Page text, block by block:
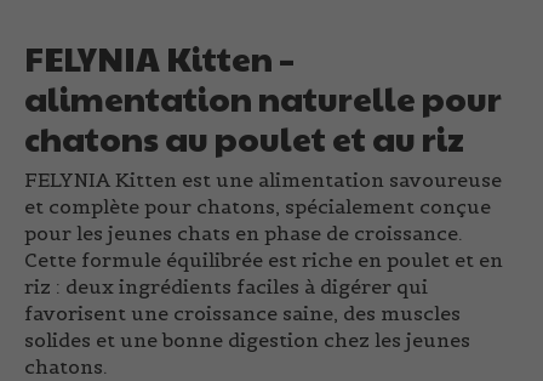
FELYNIA Kitten –
alimentation naturelle pour
chatons au poulet et au riz
FELYNIA Kitten est une alimentation savoureuse
et complète pour chatons, spécialement conçue
pour les jeunes chats en phase de croissance.
Cette formule équilibrée est riche en poulet et en
riz : deux ingrédients faciles à digérer qui
favorisent une croissance saine, des muscles
solides et une bonne digestion chez les jeunes
chatons.